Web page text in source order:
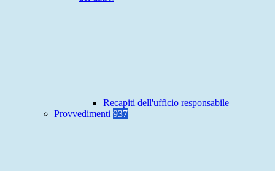
Recapiti dell'ufficio responsabile
Provvedimenti 937